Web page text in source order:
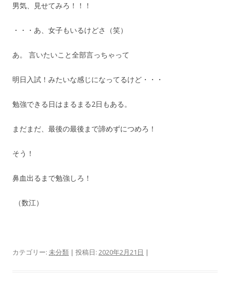
男気、見せてみろ！！！
・・・あ、女子もいるけどさ（笑）
あ。 言いたいこと全部言っちゃって
明日入試！みたいな感じになってるけど・・・
勉強できる日はまるまる2日もある。
まだまだ、最後の最後まで諦めずにつめろ！
そう！
鼻血出るまで勉強しろ！
（数江）
カテゴリー: 未分類 | 投稿日: 2020年2月21日 |